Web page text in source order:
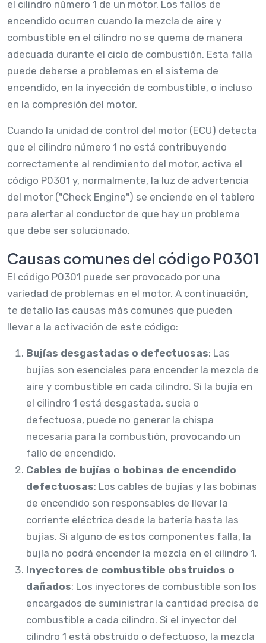
el cilindro número 1 de un motor. Los fallos de
encendido ocurren cuando la mezcla de aire y
combustible en el cilindro no se quema de manera
adecuada durante el ciclo de combustión. Esta falla
puede deberse a problemas en el sistema de
encendido, en la inyección de combustible, o incluso
en la compresión del motor.
Cuando la unidad de control del motor (ECU) detecta
que el cilindro número 1 no está contribuyendo
correctamente al rendimiento del motor, activa el
código P0301 y, normalmente, la luz de advertencia
del motor ("Check Engine") se enciende en el tablero
para alertar al conductor de que hay un problema
que debe ser solucionado.
Causas comunes del código P0301
El código P0301 puede ser provocado por una
variedad de problemas en el motor. A continuación,
te detallo las causas más comunes que pueden
llevar a la activación de este código:
Bujías desgastadas o defectuosas: Las
bujías son esenciales para encender la mezcla de
aire y combustible en cada cilindro. Si la bujía en
el cilindro 1 está desgastada, sucia o
defectuosa, puede no generar la chispa
necesaria para la combustión, provocando un
fallo de encendido.
Cables de bujías o bobinas de encendido
defectuosas: Los cables de bujías y las bobinas
de encendido son responsables de llevar la
corriente eléctrica desde la batería hasta las
bujías. Si alguno de estos componentes falla, la
bujía no podrá encender la mezcla en el cilindro 1.
Inyectores de combustible obstruidos o
dañados: Los inyectores de combustible son los
encargados de suministrar la cantidad precisa de
combustible a cada cilindro. Si el inyector del
cilindro 1 está obstruido o defectuoso, la mezcla